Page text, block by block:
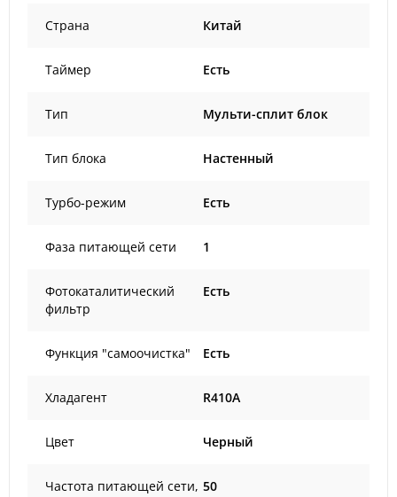
Страна Китай
Таймер Есть
Тип Мульти-сплит блок
Тип блока Настенный
Турбо-режим Есть
Фаза питающей сети 1
Фотокаталитический
фильтр
Есть
Функция "самоочистка" Есть
Хладагент R410A
Цвет Черный
Частота питающей сети, 50